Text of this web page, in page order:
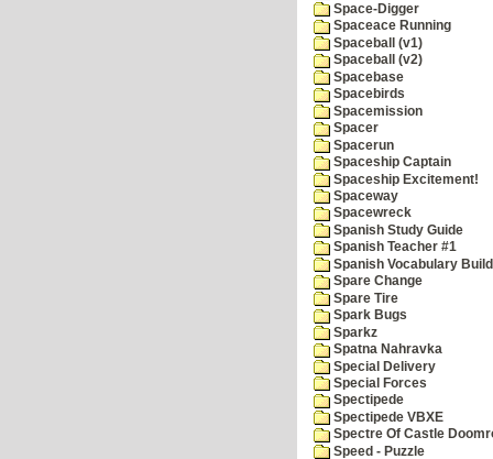
Space-Digger
Spaceace Running
Spaceball (v1)
Spaceball (v2)
Spacebase
Spacebirds
Spacemission
Spacer
Spacerun
Spaceship Captain
Spaceship Excitement!
Spaceway
Spacewreck
Spanish Study Guide
Spanish Teacher #1
Spanish Vocabulary
Spare Change
Spare Tire
Spark Bugs
Sparkz
Spatna Nahravka
Special Delivery
Special Forces
Spectipede
Spectipede VBXE
Spectre Of Castle
Speed - Puzzle